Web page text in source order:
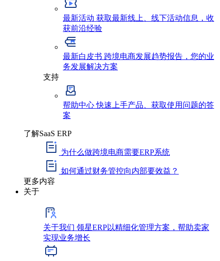
最新活动 获取最新线上、线下活动信息，收
获前沿经验
最新白皮书 跨境电商发展趋势报告，您的业
务发展解决方案
支持
帮助中心快速上手产品、获取使用问题的答
案
了解SaaS ERP
为什么做跨境电商需要ERP系统
如何通过财务管控向内部要效益？
更多内容
关于
关于我们 领星ERP以精细化管理方案，帮助卖家
实现业务增长